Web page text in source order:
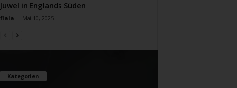
Juwel in Englands Süden
fiala - Mai 10, 2025
Kategorien